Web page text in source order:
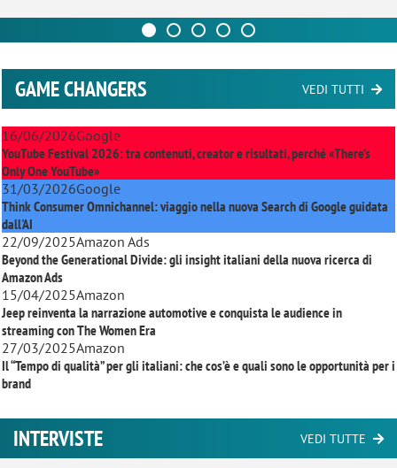
GAME CHANGERS VEDI TUTTI
16/06/2026Google
YouTube Festival 2026: tra contenuti, creator e risultati, perché «There’s
Only One YouTube»
31/03/2026Google
Think Consumer Omnichannel: viaggio nella nuova Search di Google guidata
dall'AI
22/09/2025Amazon Ads
Beyond the Generational Divide: gli insight italiani della nuova ricerca di
Amazon Ads
15/04/2025Amazon
Jeep reinventa la narrazione automotive e conquista le audience in
streaming conThe Women Era
27/03/2025Amazon
Il “Tempo di qualità” per gli italiani: che cos’è e quali sono le opportunità per i
brand
INTERVISTE VEDI TUTTE